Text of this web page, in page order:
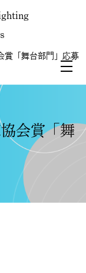
賞「舞台部門」応募
会賞「舞